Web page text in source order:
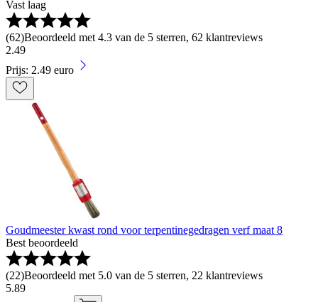
Vast laag
(62)Beoordeeld met 4.3 van de 5 sterren, 62 klantreviews
2.49
Prijs: 2.49 euro
Goudmeester kwast rond voor terpentinegedragen verf maat 8
Best beoordeeld
(22)Beoordeeld met 5.0 van de 5 sterren, 22 klantreviews
5.89